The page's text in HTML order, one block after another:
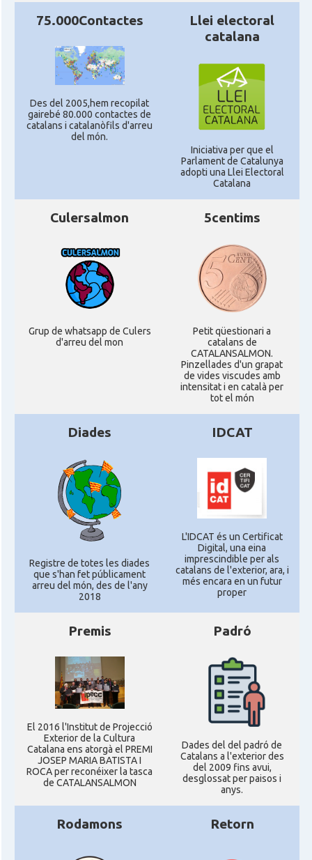
75.000Contactes
Des del 2005,hem recopilat
gairebé 80.000 contactes de
catalans i catalanòfils d'arreu
del món.
Llei electoral
catalana
Iniciativa per que el
Parlament de Catalunya
adopti una Llei Electoral
Catalana
Culersalmon
Grup de whatsapp de Culers
d'arreu del mon
5centims
Petit qüestionari a
catalans de
CATALANSALMON.
Pinzellades d'un grapat
de vides viscudes amb
intensitat i en català per
tot el món
Diades
Registre de totes les diades
que s'han fet públicament
arreu del món, des de l'any
2018
IDCAT
L'IDCAT és un Certificat
Digital, una eina
imprescindible per als
catalans de l'exterior, ara, i
més encara en un futur
proper
Premis
El 2016 l'Institut de Projecció
Exterior de la Cultura
Catalana ens atorgà el PREMI
JOSEP MARIA BATISTA I
ROCA per reconéixer la tasca
de CATALANSALMON
Padró
Dades del del padró de
Catalans a l'exterior des
del 2009 fins avui,
desglossat per paisos i
anys.
Rodamons Retorn